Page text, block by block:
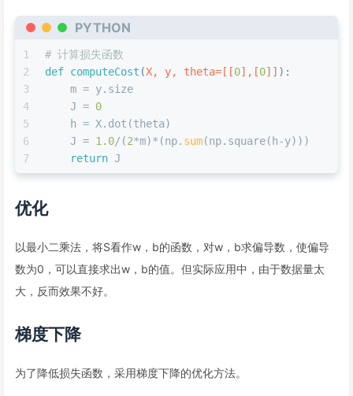
PYTHON
1
2
3
4
5
6
7
# 计算损失函数
def computeCost (X, y, theta=[[0],[0]] ):
    m = y.size
    J =
0
    h = X.dot(theta)
    J =
1.0/(2*m)*(np. sum(np.square(h-y)))
return J
优化
以最小二乘法，将S看作w，b的函数，对w，b求偏导数，使偏导
数为0，可以直接求出w，b的值。但实际应用中，由于数据量太
大，反而效果不好。
梯度下降
为了降低损失函数，采用梯度下降的优化方法。